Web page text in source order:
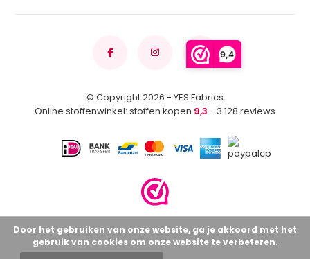
9,4
© Copyright 2026 - YES Fabrics
Online stoffenwinkel: stoffen kopen 9,3 - 3.128 reviews
Door het gebruiken van onze website, ga je akkoord met het
gebruik van cookies om onze website te verbeteren.